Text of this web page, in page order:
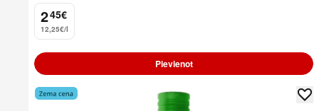
2
. 45€
12,25€/l
Pievienot